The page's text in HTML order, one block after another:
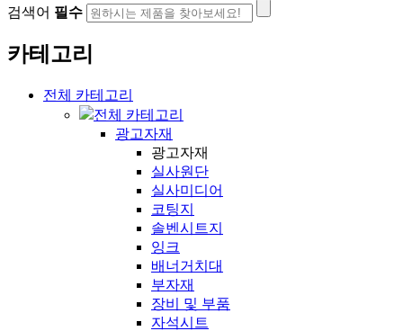
검색어 필수
카테고리
전체 카테고리
전체 카테고리
광고자재
광고자재
실사원단
실사미디어
코팅지
솔벤시트지
잉크
배너거치대
부자재
장비 및 부품
자석시트